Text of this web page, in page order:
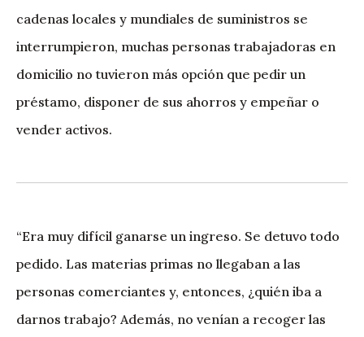
cadenas locales y mundiales de suministros se
interrumpieron, muchas personas trabajadoras en
domicilio no tuvieron más opción que pedir un
préstamo, disponer de sus ahorros y empeñar o
vender activos.
“Era muy difícil ganarse un ingreso. Se detuvo todo
pedido. Las materias primas no llegaban a las
personas comerciantes y, entonces, ¿quién iba a
darnos trabajo? Además, no venían a recoger las